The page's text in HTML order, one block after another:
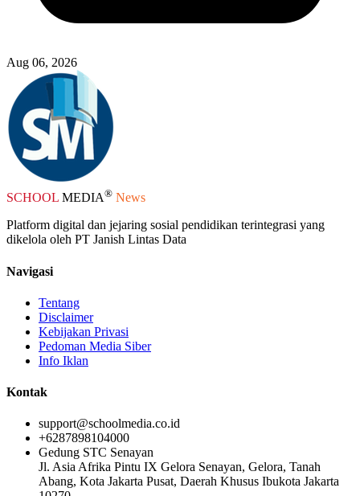
Aug 06, 2026
SCHOOL MEDIA® News
Platform digital dan jejaring sosial pendidikan terintegrasi yang
dikelola oleh PT Janish Lintas Data
Navigasi
Tentang
Disclaimer
Kebijakan Privasi
Pedoman Media Siber
Info Iklan
Kontak
support@schoolmedia.co.id
+6287898104000
Gedung STC Senayan
Jl. Asia Afrika Pintu IX Gelora Senayan, Gelora, Tanah
Abang, Kota Jakarta Pusat, Daerah Khusus Ibukota Jakarta